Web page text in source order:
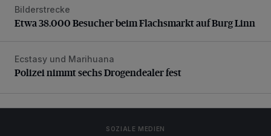
Etwa 38.000 Besucher beim Flachsmarkt auf Burg Linn
Bilderstrecke
Etwa 38.000 Besucher beim Flachsmarkt auf Burg Linn
Polizei nimmt sechs Drogendealer fest
Ecstasy und Marihuana
Polizei nimmt sechs Drogendealer fest
SOZIALE MEDIEN